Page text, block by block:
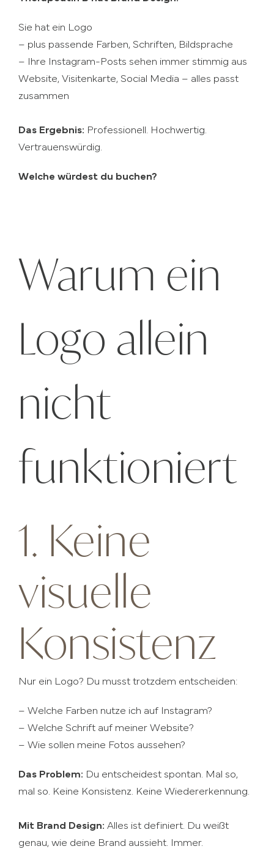
Sie hat ein Logo
– plus passende Farben, Schriften, Bildsprache
– Ihre Instagram-Posts sehen immer stimmig aus
Website, Visitenkarte, Social Media – alles passt
zusammen
Das Ergebnis: Professionell. Hochwertig.
Vertrauenswürdig.
Welche würdest du buchen?
Warum ein
Logo allein
nicht
funktioniert
1. Keine
visuelle
Konsistenz
Nur ein Logo? Du musst trotzdem entscheiden:
– Welche Farben nutze ich auf Instagram?
– Welche Schrift auf meiner Website?
– Wie sollen meine Fotos aussehen?
Das Problem: Du entscheidest spontan. Mal so,
mal so. Keine Konsistenz. Keine Wiedererkennung.
Mit Brand Design: Alles ist definiert. Du weißt
genau, wie deine Brand aussieht. Immer.